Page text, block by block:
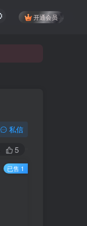
开通会员
私信
5
已售 1